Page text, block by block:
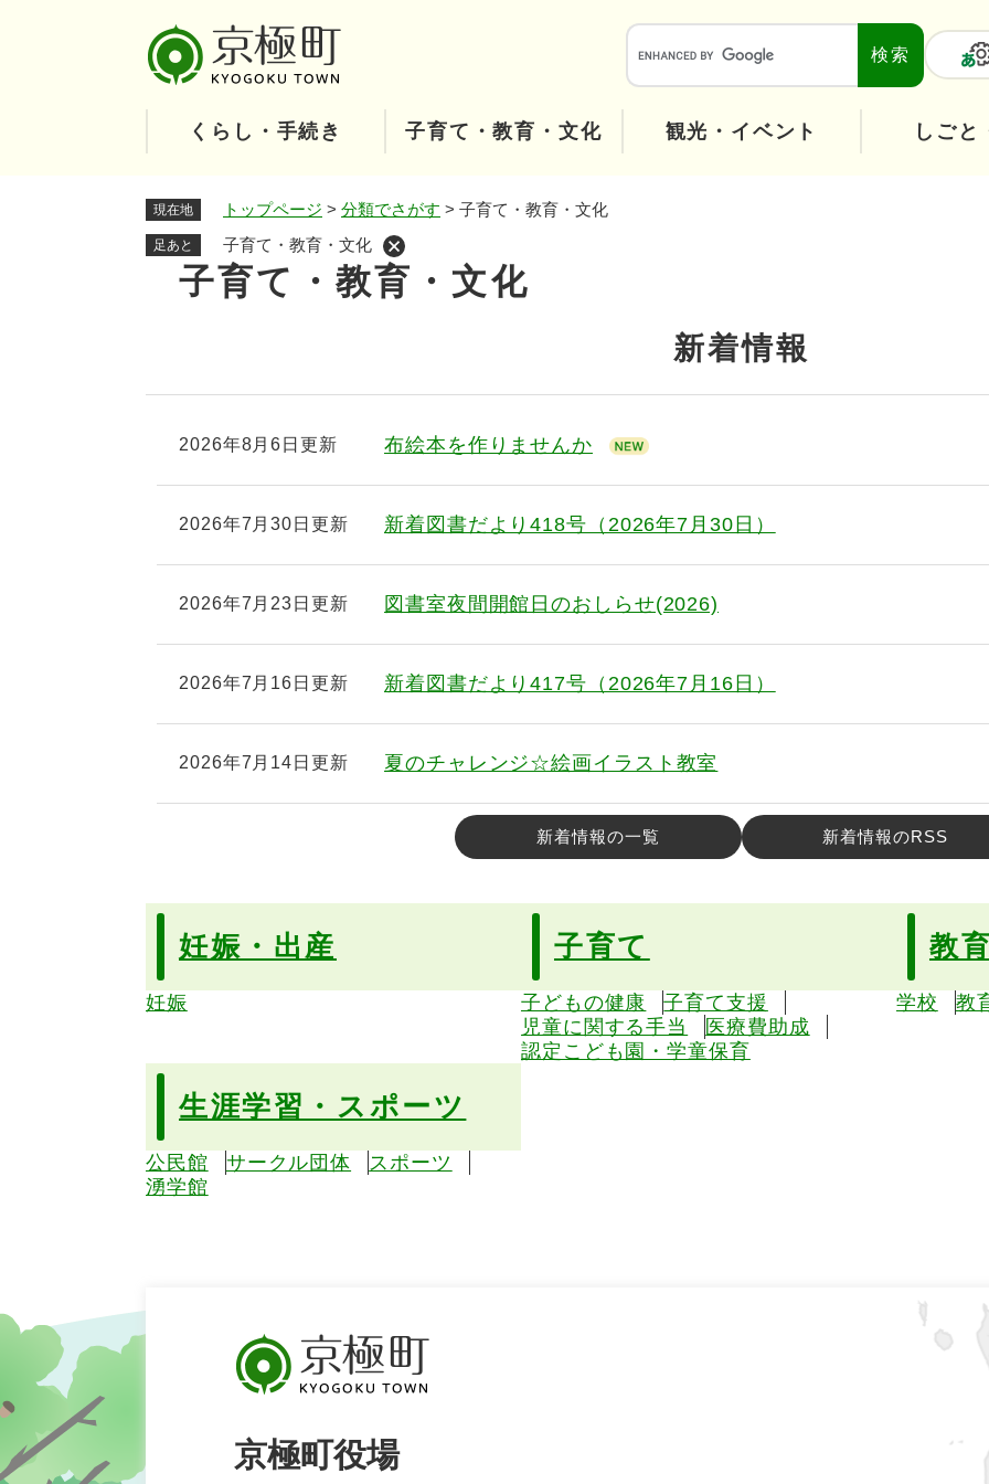
本
へ
くらし・手続き 子育て・教育・文化 観光・イベント しごと
現在地 トップページ > 分類でさがす > 子育て・教育・文化
足あと 子育て・教育・文化
子育て・教育・文化
新着情報
2026年8月6日更新 布絵本を作りませんか
2026年7月30日更新 新着図書だより418号（2026年7月30日）
2026年7月23日更新 図書室夜間開館日のおしらせ(2026)
2026年7月16日更新 新着図書だより417号（2026年7月16日）
2026年7月14日更新 夏のチャレンジ☆絵画イラスト教室
新着情報の一覧 新着情報のRSS
妊娠・出産
妊娠
子育て
子どもの健康
子育て支援
児童に関する手当
医療費助成
認定こども園・学童保育
教
学校 教
生涯学習・スポーツ
公民館 サークル団体
スポーツ
湧学館
京極町役場